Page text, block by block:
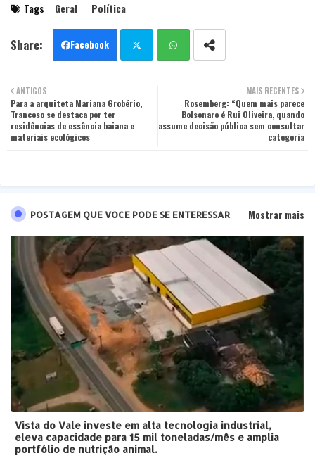
Tags Geral Política
Facebook
ter
pp
MAIS RECENTES
Rosemberg: “Quem mais parece
Bolsonaro é Rui Oliveira, quando
assume decisão pública sem consultar
categoria
ANTIGOS
Para a arquiteta Mariana Grobério,
Trancoso se destaca por ter
residências de essência baiana e
materiais ecológicos
POSTAGEM QUE VOCE PODE SE ENTERESSAR Mostrar mais
Vista do Vale investe em alta tecnologia industrial,
eleva capacidade para 15 mil toneladas/mês e amplia
portfólio de nutrição animal.